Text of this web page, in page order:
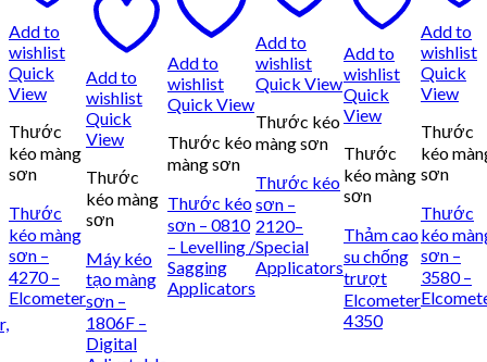
Add to
wishlist
Quick
View
Thước
kéo màng
sơn
Thước
kéo màng
sơn –
4270 –
Elcometer
Add to
wishlist
Quick
View
Thước
kéo màng
sơn
Máy kéo
tạo màng
sơn –
1806F –
Digital
Add to
wishlist
Quick View
Thước kéo
màng sơn
Thước kéo
sơn – 0810
– Levelling /
Sagging
Applicators
Add to
wishlist
Quick View
Thước kéo
màng sơn
Thước kéo
sơn –
2120–
Special
Applicators
Add to
wishlist
Quick
View
Thước
kéo màng
sơn
Thảm cao
su chống
trượt
Elcometer
4350
Add to
wishlist
Quick
View
Thước
kéo
sơn
Thước
kéo
sơn –
3580 –